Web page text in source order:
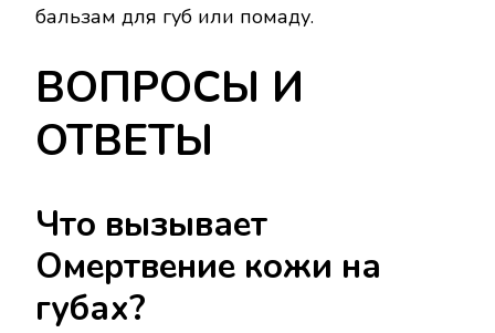
бальзам для губ или помаду.
ВОПРОСЫ И
ОТВЕТЫ
Что вызывает
Омертвение кожи на
губах?